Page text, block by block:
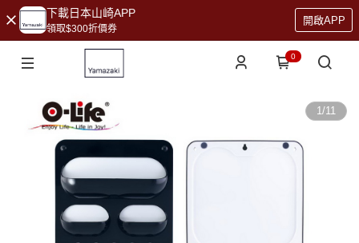
下載日本山崎APP
領取$300折價券
開啟APP
0
1/11